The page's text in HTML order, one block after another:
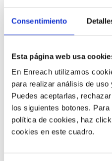
Consentimiento
Esta página web usa
En Enreach utilizamos
para realizar análisis de
Puedes aceptarlas,
los siguientes botones.
política de cookies, haz
cookies en este cuadro.
9 métricas de call
la satisfacción del
11/06/2026